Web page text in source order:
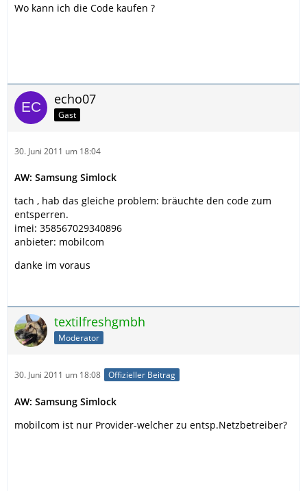
Wo kann ich die Code kaufen ?
echo07
Gast
30. Juni 2011 um 18:04
AW: Samsung Simlock
tach , hab das gleiche problem: bräuchte den code zum
entsperren.
imei: 358567029340896
anbieter: mobilcom
danke im voraus
textilfreshgmbh
Moderator
30. Juni 2011 um 18:08 Offizieller Beitrag
AW: Samsung Simlock
mobilcom ist nur Provider-welcher zu entsp.Netzbetreiber?